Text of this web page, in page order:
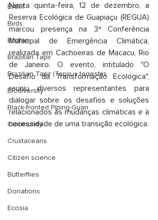
BART
Birds
Birdfair
Brazilian Tapir
Brazilian Tapir (Tapirus terrestris
Biodiversity
Black-fronted Piping-Guan
Community
Crustaceans
Citizen science
Butterflies
Donations
Ecosia
Nesta quinta-feira, 12 de dezembro, a
Reserva Ecológica de Guapiaçu (REGUA)
marcou presença na 3ª Conferência
Municipal de Emergência Climática,
realizada em Cachoeiras de Macacu, Rio
de Janeiro. O evento, intitulado "O
Desafio da Transformação Ecológica",
reuniu diversos representantes para
dialogar sobre os desafios e soluções
relacionados às mudanças climáticas e à
necessidade de uma transição ecológica.